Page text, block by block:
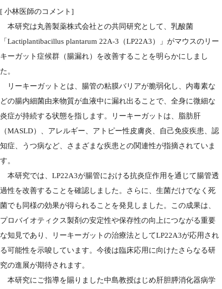
[ 小林医師のコメント]
本研究は丸善製薬株式会社との共同研究として、乳酸菌
「Lactiplantibacillus plantarum 22A-3（LP22A3）」がマウスのリー
キーガット症候群（腸漏れ）を改善することを明らかにしまし
た。
リーキーガットとは、腸管の粘膜バリアが脆弱化し、内毒素な
どの腸内細菌由来物質が血液中に漏れ出ることで、全身に微細な
炎症が持続する状態を指します。リーキーガットは、脂肪肝
（MASLD）、アレルギー、アトピー性皮膚炎、自己免疫疾患、認
知症、うつ病など、さまざまな疾患との関連性が指摘されていま
す。
本研究では、LP22A3が腸管における抗炎症作用を通じて腸管透
過性を改善することを確認しました。さらに、生菌だけでなく死
菌でも同様の効果が得られることを発見しました。この成果は、
プロバイオティクス製剤の安定性や保存性の向上につながる重要
な知見であり、リーキーガットの治療法としてLP22A3が応用され
る可能性を示唆しています。今後は臨床応用に向けたさらなる研
究の進展が期待されます。
本研究にご指導を賜りました中島教授はじめ肝胆膵消化器病学